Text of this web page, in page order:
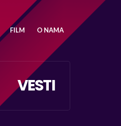
FILM O NAMA
VESTI